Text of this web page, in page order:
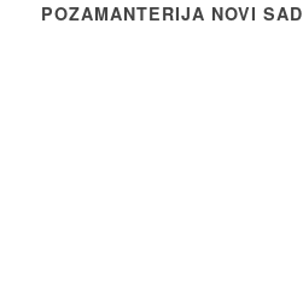
POZAMANTERIJA NOVI SAD